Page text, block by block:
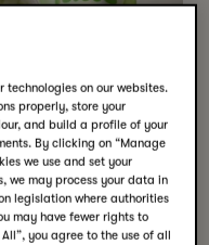
on our websites.
properly, store your
and build a profile of your
By clicking on “Manage
we use and set your
we may process your data in
legislation where authorities
may have fewer rights to
you agree to the use of all